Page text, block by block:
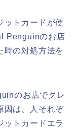
ットカードが使
Penguinのお店
時の対処方法を
のお店でクレ
因は、人それぞ
ットカードエラ